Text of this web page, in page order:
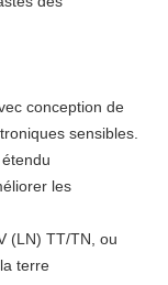
conception de
sensibles.
les
(LN) TT/TN, ou
terre